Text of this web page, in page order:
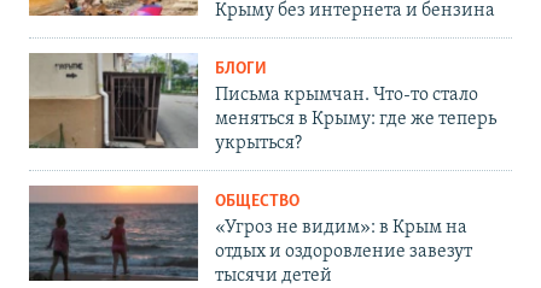
Крыму без интернета и бензина
БЛОГИ
Письма крымчан. Что-то стало
меняться в Крыму: где же теперь
укрыться?
ОБЩЕСТВО
«Угроз не видим»: в Крым на
отдых и оздоровление завезут
тысячи детей